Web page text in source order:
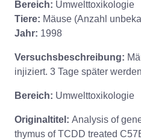
Bereich: Umwelttoxikologie
Tiere: Mäuse (Anzahl
Jahr: 1998
Versuchsbeschreibung:
injiziert. 3 Tage später
Bereich: Umwelttoxikologie
Originaltitel: Analysis of
thymus of TCDD treated